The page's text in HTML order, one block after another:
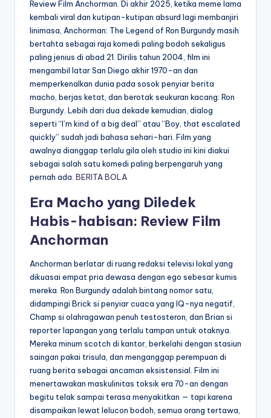
Review Film Anchorman. Di akhir 2025, ketika meme lama
kembali viral dan kutipan-kutipan absurd lagi membanjiri
linimasa, Anchorman: The Legend of Ron Burgundy masih
bertahta sebagai raja komedi paling bodoh sekaligus
paling jenius di abad 21. Dirilis tahun 2004, film ini
mengambil latar San Diego akhir 1970-an dan
memperkenalkan dunia pada sosok penyiar berita
macho, berjas ketat, dan berotak seukuran kacang: Ron
Burgundy. Lebih dari dua dekade kemudian, dialog
seperti “I’m kind of a big deal” atau “Boy, that escalated
quickly” sudah jadi bahasa sehari-hari. Film yang
awalnya dianggap terlalu gila oleh studio ini kini diakui
sebagai salah satu komedi paling berpengaruh yang
pernah ada. BERITA BOLA
Era Macho yang Diledek
Habis-habisan: Review Film
Anchorman
Anchorman berlatar di ruang redaksi televisi lokal yang
dikuasai empat pria dewasa dengan ego sebesar kumis
mereka. Ron Burgundy adalah bintang nomor satu,
didampingi Brick si penyiar cuaca yang IQ-nya negatif,
Champ si olahragawan penuh testosteron, dan Brian si
reporter lapangan yang terlalu tampan untuk otaknya.
Mereka minum scotch di kantor, berkelahi dengan stasiun
saingan pakai trisula, dan menganggap perempuan di
ruang berita sebagai ancaman eksistensial. Film ini
menertawakan maskulinitas toksik era 70-an dengan
begitu telak sampai terasa menyakitkan — tapi karena
disampaikan lewat lelucon bodoh, semua orang tertawa,